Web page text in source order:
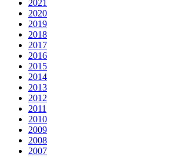
2021
2020
2019
2018
2017
2016
2015
2014
2013
2012
2011
2010
2009
2008
2007